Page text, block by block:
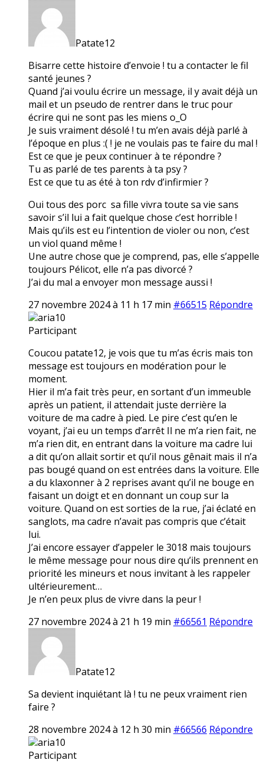
Patate12
Bisarre cette histoire d’envoie ! tu a contacter le fil
santé jeunes ?
Quand j’ai voulu écrire un message, il y avait déjà un
mail et un pseudo de rentrer dans le truc pour
écrire qui ne sont pas les miens o_O
Je suis vraiment désolé ! tu m’en avais déjà parlé à
l’époque en plus :( ! je ne voulais pas te faire du mal !
Est ce que je peux continuer à te répondre ?
Tu as parlé de tes parents à ta psy ?
Est ce que tu as été à ton rdv d’infirmier ?
Oui tous des porc sa fille vivra toute sa vie sans
savoir s’il lui a fait quelque chose c’est horrible !
Mais qu’ils est eu l’intention de violer ou non, c’est
un viol quand même !
Une autre chose que je comprend, pas, elle s’appelle
toujours Pélicot, elle n’a pas divorcé ?
J’ai du mal a envoyer mon message aussi !
27 novembre 2024 à 11 h 17 min #66515 Répondre
aria10
Participant
Coucou patate12, je vois que tu m’as écris mais ton
message est toujours en modération pour le
moment.
Hier il m’a fait très peur, en sortant d’un immeuble
après un patient, il attendait juste derrière la
voiture de ma cadre à pied. Le pire c’est qu’en le
voyant, j’ai eu un temps d’arrêt Il ne m’a rien fait, ne
m’a rien dit, en entrant dans la voiture ma cadre lui
a dit qu’on allait sortir et qu’il nous gênait mais il n’a
pas bougé quand on est entrées dans la voiture. Elle
a du klaxonner à 2 reprises avant qu’il ne bouge en
faisant un doigt et en donnant un coup sur la
voiture. Quand on est sorties de la rue, j’ai éclaté en
sanglots, ma cadre n’avait pas compris que c’était
lui.
J’ai encore essayer d’appeler le 3018 mais toujours
le même message pour nous dire qu’ils prennent en
priorité les mineurs et nous invitant à les rappeler
ultérieurement…
Je n’en peux plus de vivre dans la peur !
27 novembre 2024 à 21 h 19 min #66561 Répondre
Patate12
Sa devient inquiétant là ! tu ne peux vraiment rien
faire ?
28 novembre 2024 à 12 h 30 min #66566 Répondre
aria10
Participant